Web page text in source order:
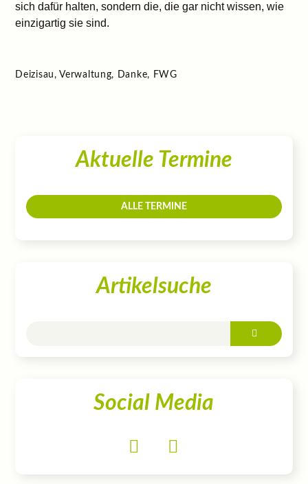
sich dafür halten, sondern die, die gar nicht wissen, wie
einzigartig sie sind.
Deizisau, Verwaltung, Danke, FWG
Aktuelle Termine
ALLE TERMINE
Artikelsuche
Social Media